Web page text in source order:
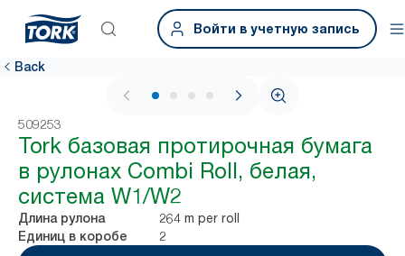
Войти в учетную запись
Back
1 / 4
509253
Tork базовая протирочная бумага
в рулонах Combi Roll, белая,
система W1/W2
Длина рулона 264 m per roll
Единиц в коробе
2